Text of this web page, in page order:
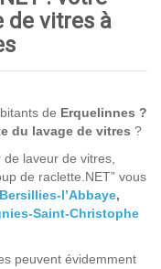
de vitres à
de Erquelinnes ?
du lavage de vitres ?
laveur de vitres,
de raclette.NET” vous
Bersillies-l’Abbaye,
Saint-Christophe
peuvent évidemment